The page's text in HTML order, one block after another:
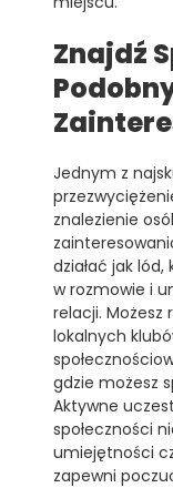
Znajdź
Jednym z
znalezienie
działać jak
w rozmowie i
relacji. Możesz
lokalnych
gdzie możesz
Aktywne
społeczności
umiejętności
zapewni